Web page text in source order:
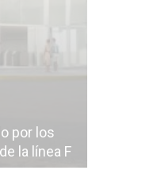
por los
la línea F